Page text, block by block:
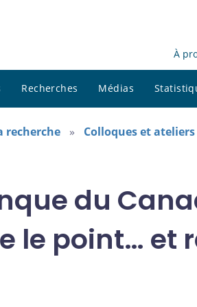
À
Recherches Médias
recherche Colloques et ateliers
du
le point… et